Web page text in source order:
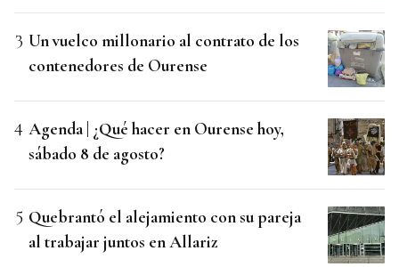
Un vuelco millonario al contrato de los
contenedores de Ourense
Agenda | ¿Qué hacer en Ourense hoy,
sábado 8 de agosto?
Quebrantó el alejamiento con su pareja
al trabajar juntos en Allariz